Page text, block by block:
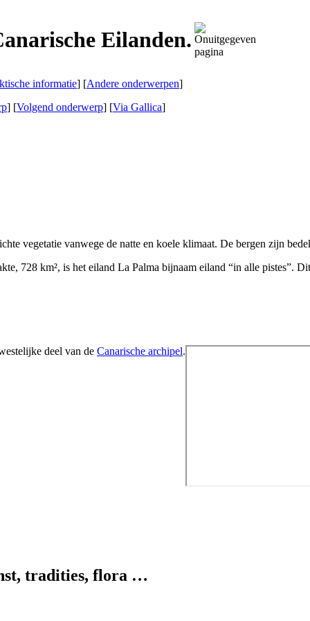
Eilanden.
informatie] [Andere onderwerpen]
] [Volgend onderwerp] [Via Gallica]
vegetatie vanwege de natte en koele klimaat. De bergen zijn
728 km², is het eiland La Palma bijnaam eiland “in alle pistes”.
deel van de Canarische archipel.
tradities, flora …